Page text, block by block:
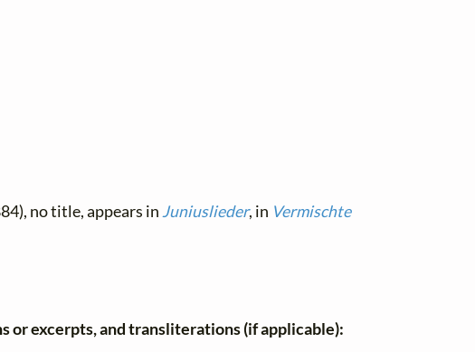
no title, appears in Juniuslieder, in Vermischte
or excerpts, and transliterations (if applicable):